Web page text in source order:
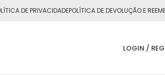
R$50,00DE PRIVACIDADEPOLÍTICA DE DEVOLUÇÃO E
LOGIN /